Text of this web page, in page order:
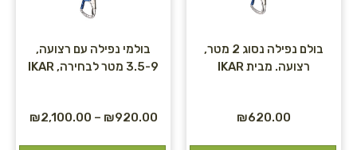
בולם נפילה נסוג 2 מטר,
רצועה. מבית IKAR
₪620.00
בולמי נפילה עם רצועה,
3.5-9 מטר לבחירה, IKAR
₪920.00
–
₪2,100.00